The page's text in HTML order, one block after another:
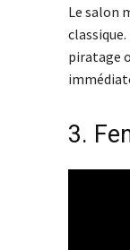
Le salon
piratage
​3.